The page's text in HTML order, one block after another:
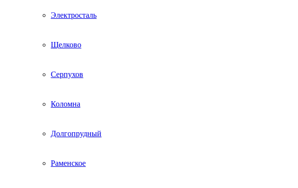
Электросталь
Щелково
Серпухов
Коломна
Долгопрудный
Раменское